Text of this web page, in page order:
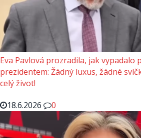
Eva Pavlová prozradila, jak vypadalo
prezidentem: Žádný luxus, žádné
celý život!
18.6.2026
0